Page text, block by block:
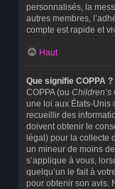
personnalisés, la
autres membres,
compte est rapide et
Haut
Que signifie COPPA ?
COPPA (ou Children’s
une loi aux États-Unis
recueillir des
doivent obtenir le
légal) pour la collecte
un mineur de moins
s’applique à vous,
quelqu’un le fait à
pour obtenir son avis.